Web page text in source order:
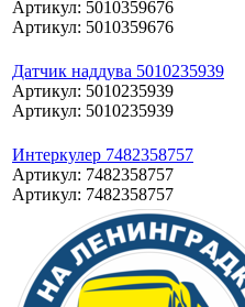
Артикул: 5010359676
Артикул: 5010359676
Датчик наддува 5010235939
Артикул: 5010235939
Артикул: 5010235939
Интеркулер 7482358757
Артикул: 7482358757
Артикул: 7482358757